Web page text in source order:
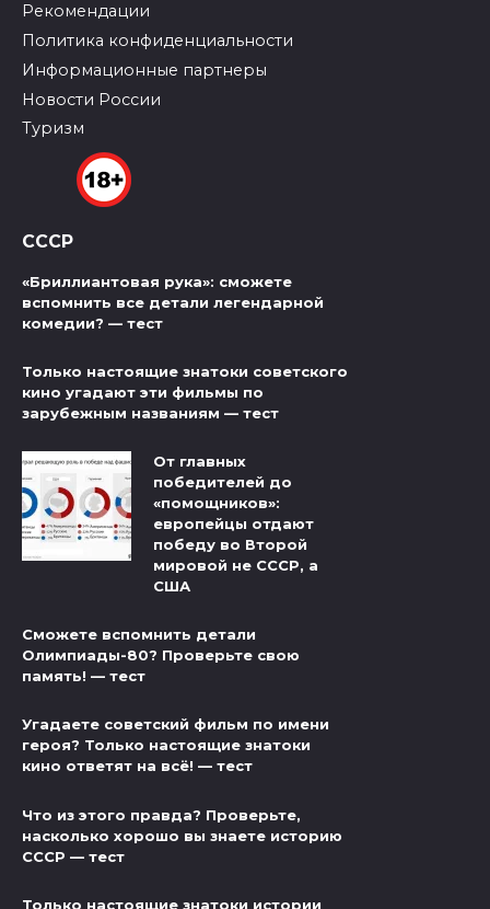
Рекомендации
Политика конфиденциальности
Информационные партнеры
Новости России
Туризм
СССР
«Бриллиантовая рука»: сможете
вспомнить все детали легендарной
комедии? — тест
Только настоящие знатоки советского
кино угадают эти фильмы по
зарубежным названиям — тест
От главных
победителей до
«помощников»:
европейцы отдают
победу во Второй
мировой не СССР, а
США
Сможете вспомнить детали
Олимпиады-80? Проверьте свою
память! — тест
Угадаете советский фильм по имени
героя? Только настоящие знатоки
кино ответят на всё! — тест
Что из этого правда? Проверьте,
насколько хорошо вы знаете историю
СССР — тест
Только настоящие знатоки истории